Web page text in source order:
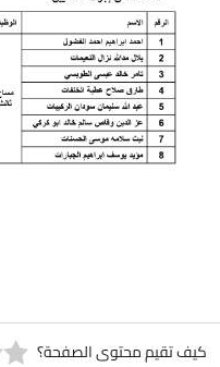
كيف تقيم محتوى الصفحة؟